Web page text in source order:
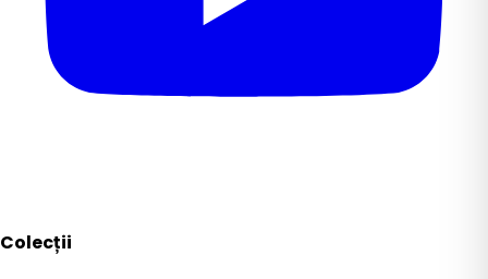
Colecții